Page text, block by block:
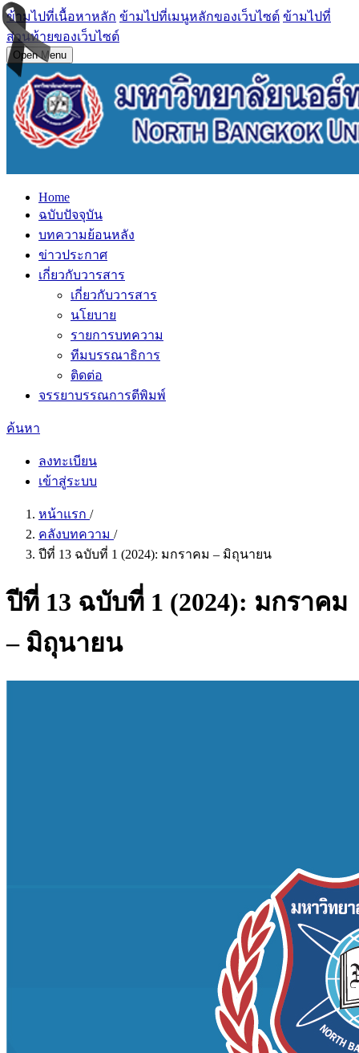
ข้ามไปที่เนื้อหาหลัก ข้ามไปที่เมนูหลักของเว็บไซต์ ข้ามไปที่
ส่วนท้ายของเว็บไซต์
Open Menu
Home
ฉบับปัจจุบัน
บทความย้อนหลัง
ข่าวประกาศ
เกี่ยวกับวารสาร
เกี่ยวกับวารสาร
นโยบาย
รายการบทความ
ทีมบรรณาธิการ
ติดต่อ
จรรยาบรรณการตีพิมพ์
ค้นหา
ลงทะเบียน
เข้าสู่ระบบ
หน้าแรก /
คลังบทความ /
ปีที่ 13 ฉบับที่ 1 (2024): มกราคม – มิถุนายน
ปีที่ 13 ฉบับที่ 1 (2024): มกราคม
– มิถุนายน